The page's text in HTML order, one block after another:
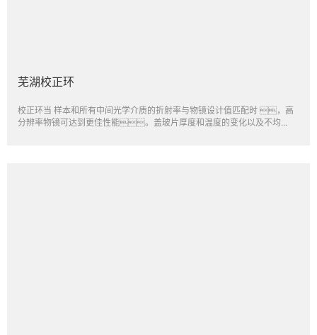
芜湖校正环
校正环当 样本和所有中间光学介质的折射率与物镜设计值匹配时 ，高
分辨率物镜可达到更佳性能。盖玻片厚度和温度的变化以及不均...